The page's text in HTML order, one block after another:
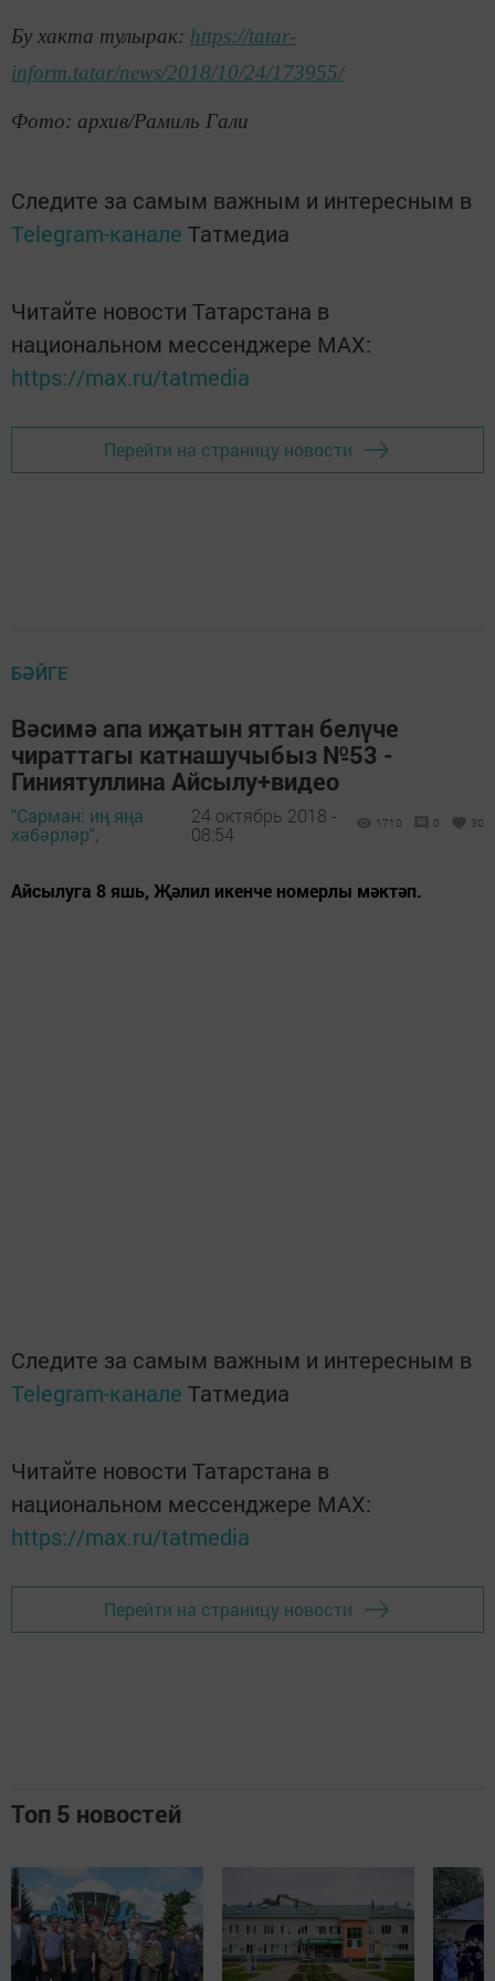
Бу хакта тулырак: https://tatar-
inform.tatar/news/2018/10/24/173955/
Фото: архив/Рамиль Гали
Следите за самым важным и интересным в
Telegram-канале Татмедиа
Читайте новости Татарстана в
национальном мессенджере MАХ:
https://max.ru/tatmedia
Перейти на страницу новости
БӘЙГЕ
Вәсимә апа иҗатын яттан белүче
чираттагы катнашучыбыз №53 -
Гиниятуллина Айсылу+видео
"Сарман: иң яңа
хәбәрләр",
24 октябрь 2018 -
08:54
1710 0 30
Айсылуга 8 яшь, Җәлил икенче номерлы мәктәп.
Следите за самым важным и интересным в
Telegram-канале Татмедиа
Читайте новости Татарстана в
национальном мессенджере MАХ:
https://max.ru/tatmedia
Перейти на страницу новости
Топ 5 новостей